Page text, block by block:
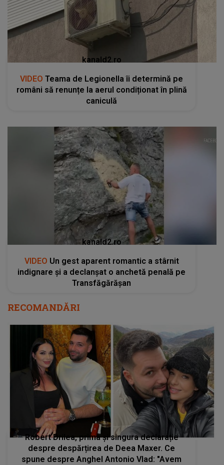
kanald2.ro
VIDEO Teama de Legionella îi determină pe
români să renunțe la aerul condiționat în plină
caniculă
kanald2.ro
VIDEO Un gest aparent romantic a stârnit
indignare și a declanșat o anchetă penală pe
Transfăgărășan
RECOMANDĂRI
Robert Drilea, prima și singura declarație
despre despărțirea de Deea Maxer. Ce
spune despre Anghel Antonio Vlad: "Avem